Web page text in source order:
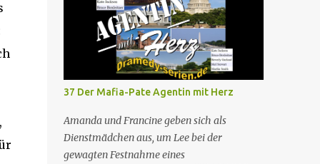
37 Der Mafia-Pate Agentin mit Herz
Amanda und Francine geben sich als
Dienstmädchen aus, um Lee bei der
gewagten Festnahme eines